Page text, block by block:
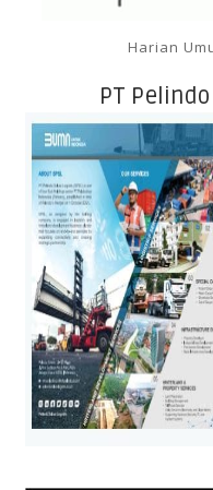
Harian
PT